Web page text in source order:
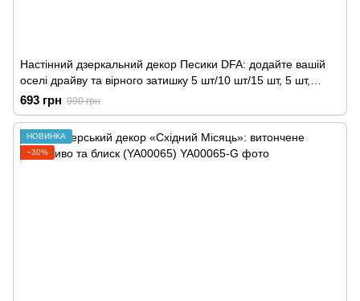
Настінний дзеркальний декор Песики DFA: додайте вашій
оселі драйву та вірного затишку 5 шт/10 шт/15 шт, 5 шт,
Золото
693 грн 990 грн
НОВИНКА
−30%